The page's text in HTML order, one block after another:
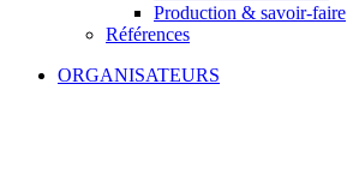
Production & savoir-faire
Références
ORGANISATEURS